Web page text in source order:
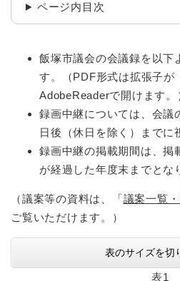
ページ内目次
飯塚市議会の会議録を以下
す。（PDF形式は拡張子が
AdobeReaderで開けます。
録画中継については、会議
日後（休日を除く）までに
録画中継の掲載期間は、掲
が経過した年度末までとな
（議案等の資料は、「議案一覧
ご覧いただけます。）
表のサイズを切
表1